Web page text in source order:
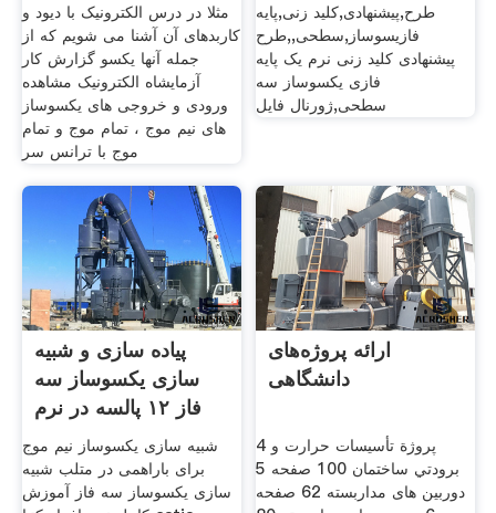
مثلا در درس الکترونیک با دیود و
کاربدهای آن آشنا می شویم که از
جمله آنها یکسو گزارش کار
آزمایشاه الکترونیک مشاهده
ورودی و خروجی های یکسوساز
های نیم موج ، تمام موج و تمام
موج با ترانس سر
طرح,پیشنهادی,کلید زنی,پایه
فازیسوساز,سطحی,,طرح
پیشنهادی کلید زنی نرم یک پایه
فازی یکسوساز سه
سطحی,ژورنال فایل
پیاده سازی و شبیه
سازی یکسوساز سه
فاز ۱۲ پالسه در نرم
شبیه سازی یکسوساز نیم موج
برای باراهمی در متلب شبیه
سازی یکسوساز سه فاز آموزش
ارائه پروژه‌های
دانشگاهی
4 پروژة تأسيسات حرارت و
برودتي ساختمان 100 صفحه 5
دوربین های مداربسته 62 صفحه